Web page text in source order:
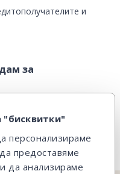
"бисквитки"
персонализираме
предоставяме
да анализираме
и
за